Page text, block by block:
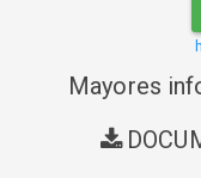
Mayores